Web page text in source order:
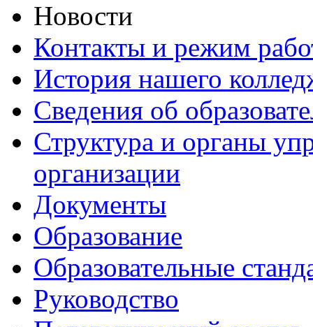
Новости
Контакты и режим
История нашего
Сведения об
Структура и органы
организации
Документы
Образование
Образовательные
Руководство